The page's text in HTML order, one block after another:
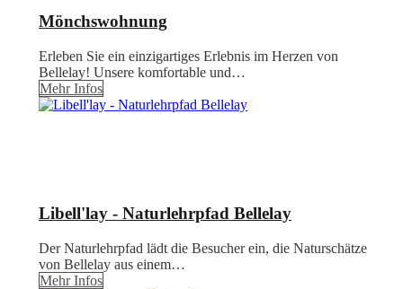
Mönchswohnung
Erleben Sie ein einzigartiges Erlebnis im Herzen von
Bellelay! Unsere komfortable und…
Mehr Infos
Libell'lay - Naturlehrpfad Bellelay
Der Naturlehrpfad lädt die Besucher ein, die Naturschätze
von Bellelay aus einem…
Mehr Infos